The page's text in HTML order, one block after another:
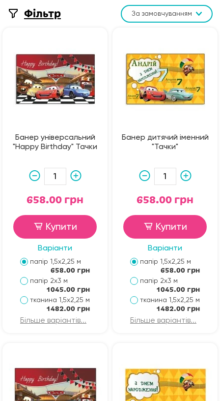
Фільтр За замовчуванням
Банер універсальний
"Happy Birthday" Тачки
658.00 грн
Купити
Варіанти
папір 1,5х2,25 м
658.00 грн
папір 2х3 м
1045.00 грн
тканина 1,5х2,25 м
1482.00 грн
Більше варіантів...
Банер дитячий іменний
"Тачки"
658.00 грн
Купити
Варіанти
папір 1,5х2,25 м
658.00 грн
папір 2х3 м
1045.00 грн
тканина 1,5х2,25 м
1482.00 грн
Більше варіантів...